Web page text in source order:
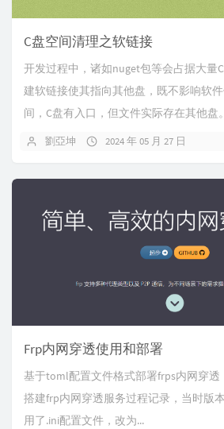
C盘空间清理之软链接
开发过程中，诸如nuget包等会占据大量
建软链接使其指向其他盘，既不影响软
间，C盘有入口，但文件实际存在其他盘
劉亞坤 2024 年 05 月 27 日
Frp内网穿透使用和部署
基于toml配置文件格式部署frps内网穿透
搭建frp内网穿透服务过程记录，当时版
用了.ini配置文件，改为...